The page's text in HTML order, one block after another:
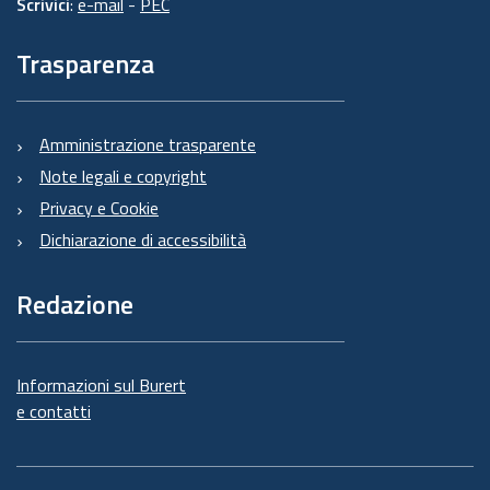
Trasparenza
Amministrazione trasparente
Note legali e copyright
Privacy e Cookie
Dichiarazione di accessibilità
Redazione
Informazioni sul Burert
e contatti